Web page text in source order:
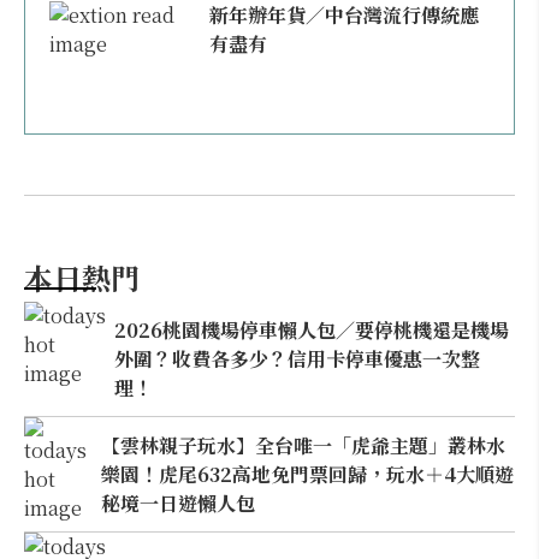
新年辦年貨／中台灣流行傳統應
有盡有
本日熱門
2026桃園機場停車懶人包／要停桃機還是機場
外圍？收費各多少？信用卡停車優惠一次整
理！
【雲林親子玩水】全台唯一「虎爺主題」叢林水
樂園！虎尾632高地免門票回歸，玩水＋4大順遊
秘境一日遊懶人包